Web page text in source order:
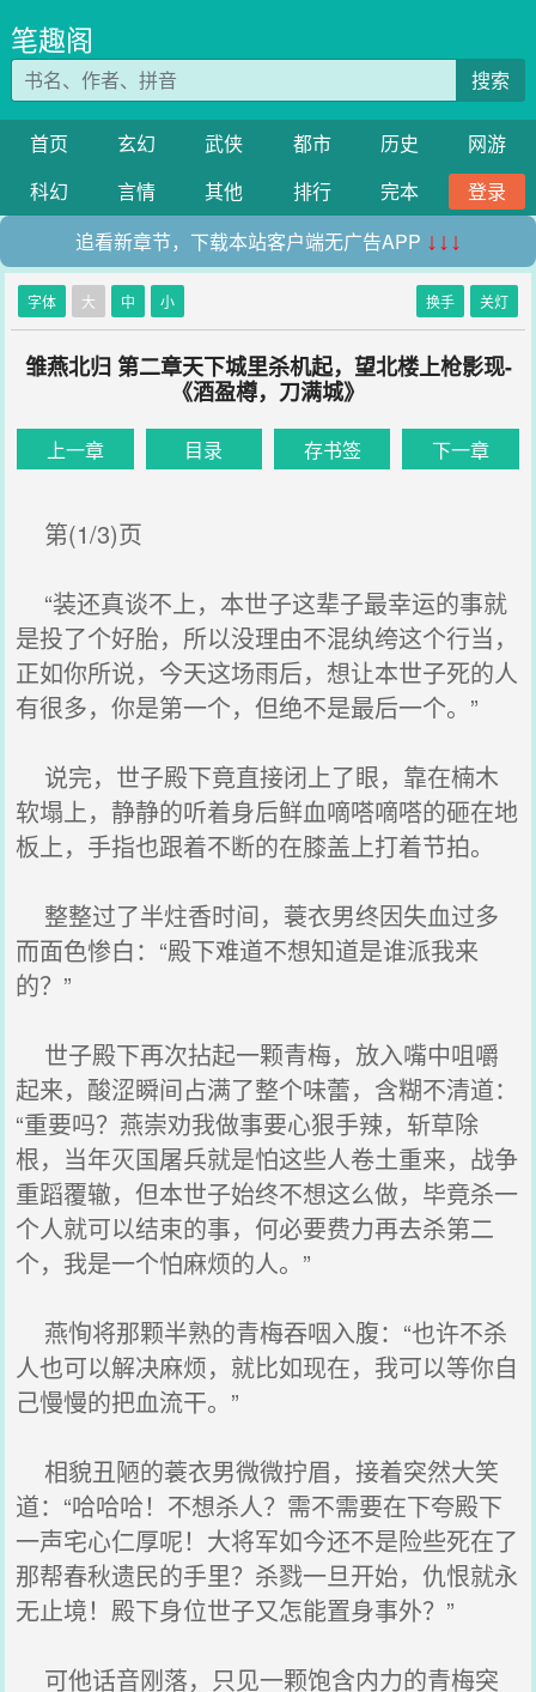
笔趣阁
搜索
首页 玄幻 武侠 都市 历史
网游
科幻
言情 其他 排行 完本
登录
追看新章节，下载本站客户端无广告APP ↓↓↓
字体 大 中 小 换手 关灯
雏燕北归 第二章天下城里杀机起，望北楼上枪影现-
《酒盈樽，刀满城》
上一章 目录 存书签 下一章
第(1/3)页
“装还真谈不上，本世子这辈子最幸运的事就
是投了个好胎，所以没理由不混纨绔这个行当，
正如你所说，今天这场雨后，想让本世子死的人
有很多，你是第一个，但绝不是最后一个。”
说完，世子殿下竟直接闭上了眼，靠在楠木
软塌上，静静的听着身后鲜血嘀嗒嘀嗒的砸在地
板上，手指也跟着不断的在膝盖上打着节拍。
整整过了半炷香时间，蓑衣男终因失血过多
而面色惨白：“殿下难道不想知道是谁派我来
的？”
世子殿下再次拈起一颗青梅，放入嘴中咀嚼
起来，酸涩瞬间占满了整个味蕾，含糊不清道：
“重要吗？燕崇劝我做事要心狠手辣，斩草除
根，当年灭国屠兵就是怕这些人卷土重来，战争
重蹈覆辙，但本世子始终不想这么做，毕竟杀一
个人就可以结束的事，何必要费力再去杀第二
个，我是一个怕麻烦的人。”
燕恂将那颗半熟的青梅吞咽入腹：“也许不杀
人也可以解决麻烦，就比如现在，我可以等你自
己慢慢的把血流干。”
相貌丑陋的蓑衣男微微拧眉，接着突然大笑
道：“哈哈哈！不想杀人？需不需要在下夸殿下
一声宅心仁厚呢！大将军如今还不是险些死在了
那帮春秋遗民的手里？杀戮一旦开始，仇恨就永
无止境！殿下身位世子又怎能置身事外？”
可他话音刚落，只见一颗饱含内力的青梅突